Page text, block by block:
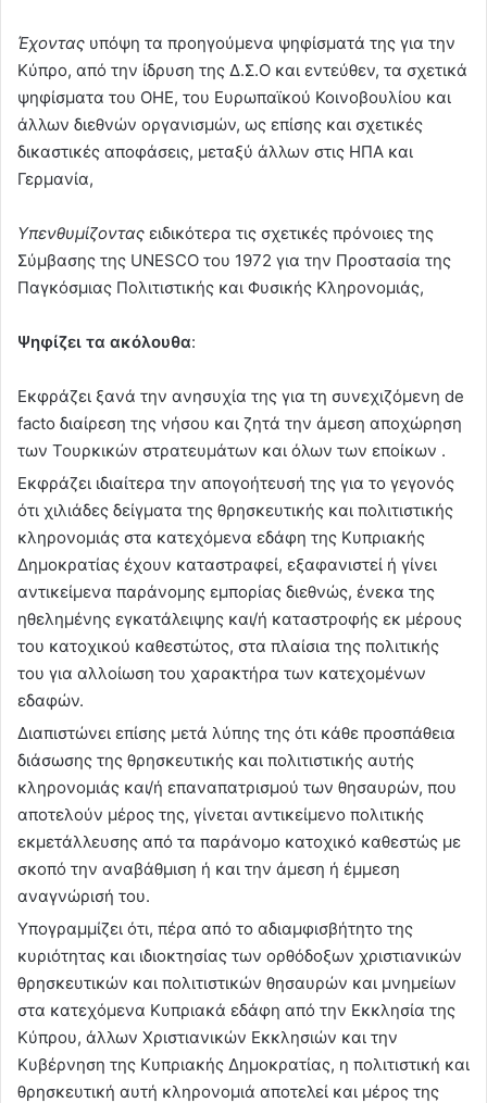
Έχοντας υπόψη τα προηγούμενα ψηφίσματά της για την
Κύπρο, από την ίδρυση της Δ.Σ.Ο και εντεύθεν, τα σχετικά
ψηφίσματα του ΟΗΕ, του Ευρωπαϊκού Κοινοβουλίου και
άλλων διεθνών οργανισμών, ως επίσης και σχετικές
δικαστικές αποφάσεις, μεταξύ άλλων στις ΗΠΑ και
Γερμανία,
Υπενθυμίζοντας ειδικότερα τις σχετικές πρόνοιες της
Σύμβασης της UNESCO του 1972 για την Προστασία της
Παγκόσμιας Πολιτιστικής και Φυσικής Κληρονομιάς,
Ψηφίζει τα ακόλουθα:
Εκφράζει ξανά την ανησυχία της για τη συνεχιζόμενη de
facto διαίρεση της νήσου και ζητά την άμεση αποχώρηση
των Τουρκικών στρατευμάτων και όλων των εποίκων .
Εκφράζει ιδιαίτερα την απογοήτευσή της για το γεγονός
ότι χιλιάδες δείγματα της θρησκευτικής και πολιτιστικής
κληρονομιάς στα κατεχόμενα εδάφη της Κυπριακής
Δημοκρατίας έχουν καταστραφεί, εξαφανιστεί ή γίνει
αντικείμενα παράνομης εμπορίας διεθνώς, ένεκα της
ηθελημένης εγκατάλειψης και/ή καταστροφής εκ μέρους
του κατοχικού καθεστώτος, στα πλαίσια της πολιτικής
του για αλλοίωση του χαρακτήρα των κατεχομένων
εδαφών.
Διαπιστώνει επίσης μετά λύπης της ότι κάθε προσπάθεια
διάσωσης της θρησκευτικής και πολιτιστικής αυτής
κληρονομιάς και/ή επαναπατρισμού των θησαυρών, που
αποτελούν μέρος της, γίνεται αντικείμενο πολιτικής
εκμετάλλευσης από τα παράνομο κατοχικό καθεστώς με
σκοπό την αναβάθμιση ή και την άμεση ή έμμεση
αναγνώρισή του.
Υπογραμμίζει ότι, πέρα από το αδιαμφισβήτητο της
κυριότητας και ιδιοκτησίας των ορθόδοξων χριστιανικών
θρησκευτικών και πολιτιστικών θησαυρών και μνημείων
στα κατεχόμενα Κυπριακά εδάφη από την Εκκλησία της
Κύπρου, άλλων Χριστιανικών Εκκλησιών και την
Κυβέρνηση της Κυπριακής Δημοκρατίας, η πολιτιστική και
θρησκευτική αυτή κληρονομιά αποτελεί και μέρος της